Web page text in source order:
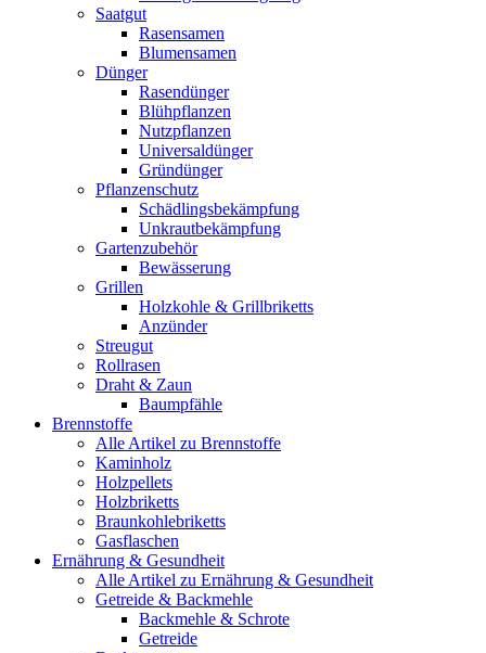
Saatgut
Rasensamen
Blumensamen
Dünger
Rasendünger
Blühpflanzen
Nutzpflanzen
Universaldünger
Gründünger
Pflanzenschutz
Schädlingsbekämpfung
Unkrautbekämpfung
Gartenzubehör
Bewässerung
Grillen
Holzkohle & Grillbriketts
Anzünder
Streugut
Rollrasen
Draht & Zaun
Baumpfähle
Brennstoffe
Alle Artikel zu Brennstoffe
Kaminholz
Holzpellets
Holzbriketts
Braunkohlebriketts
Gasflaschen
Ernährung & Gesundheit
Alle Artikel zu Ernährung & Gesundheit
Getreide & Backmehle
Backmehle & Schrote
Getreide